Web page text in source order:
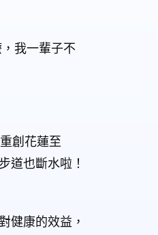
我一輩子不
創花蓮至
道也斷水啦！
健康的效益，